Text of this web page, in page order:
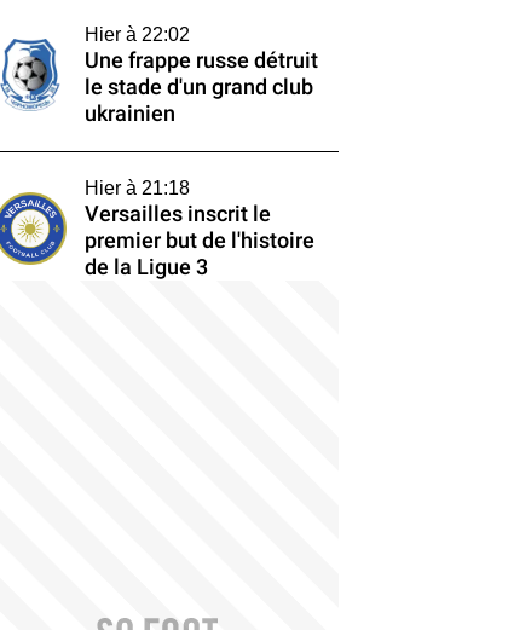
Hier à 22:02
Une frappe russe détruit
le stade d'un grand club
ukrainien
Hier à 21:18
Versailles inscrit le
premier but de l'histoire
de la Ligue 3